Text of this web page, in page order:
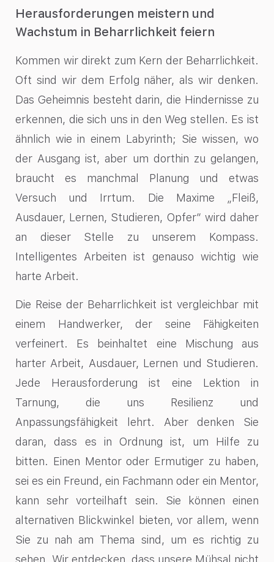
Herausforderungen meistern und
Wachstum in Beharrlichkeit feiern
Kommen wir direkt zum Kern der Beharrlichkeit.
Oft sind wir dem Erfolg näher, als wir denken.
Das Geheimnis besteht darin, die Hindernisse zu
erkennen, die sich uns in den Weg stellen. Es ist
ähnlich wie in einem Labyrinth; Sie wissen, wo
der Ausgang ist, aber um dorthin zu gelangen,
braucht es manchmal Planung und etwas
Versuch und Irrtum. Die Maxime „Fleiß,
Ausdauer, Lernen, Studieren, Opfer“ wird daher
an dieser Stelle zu unserem Kompass.
Intelligentes Arbeiten ist genauso wichtig wie
harte Arbeit.
Die Reise der Beharrlichkeit ist vergleichbar mit
einem Handwerker, der seine Fähigkeiten
verfeinert. Es beinhaltet eine Mischung aus
harter Arbeit, Ausdauer, Lernen und Studieren.
Jede Herausforderung ist eine Lektion in
Tarnung, die uns Resilienz und
Anpassungsfähigkeit lehrt. Aber denken Sie
daran, dass es in Ordnung ist, um Hilfe zu
bitten. Einen Mentor oder Ermutiger zu haben,
sei es ein Freund, ein Fachmann oder ein Mentor,
kann sehr vorteilhaft sein. Sie können einen
alternativen Blickwinkel bieten, vor allem, wenn
Sie zu nah am Thema sind, um es richtig zu
sehen. Wir entdecken, dass unsere Mühsal nicht